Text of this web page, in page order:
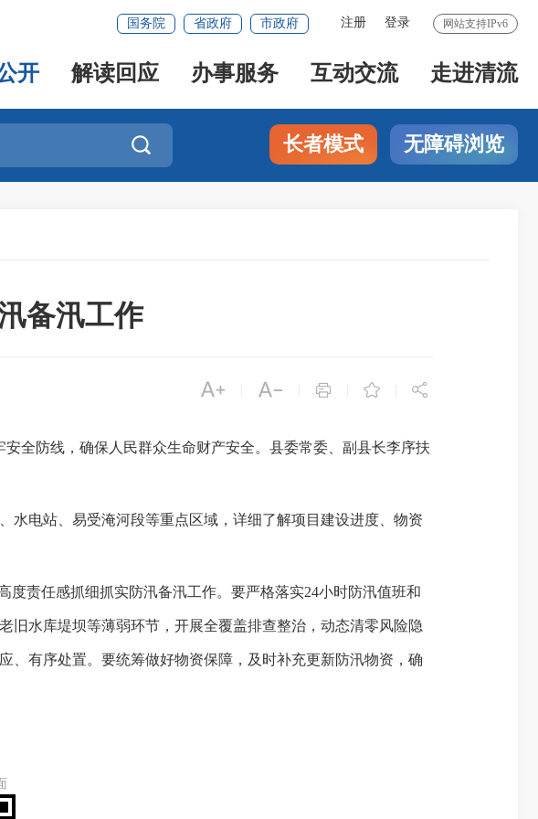
网站支持IPv6
注册 登录
国务院 省政府 市政府
开 解读回应 办事服务 互动交流 走进清流
 长者模式 无障碍浏览
备汛工作
    
全防线，确保人民群众生命财产安全。县委常委、副县长李序扶
电站、易受淹河段等重点区域，详细了解项目建设进度、物资
责任感抓细抓实防汛备汛工作。要严格落实24小时防汛值班和
旧水库堤坝等薄弱环节，开展全覆盖排查整治，动态清零风险隐
、有序处置。要统筹做好物资保障，及时补充更新防汛物资，确